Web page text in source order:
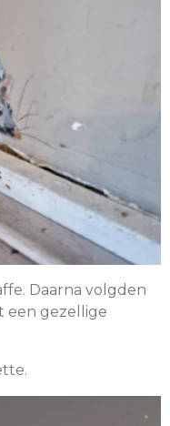
Daarna volgden
een gezellige